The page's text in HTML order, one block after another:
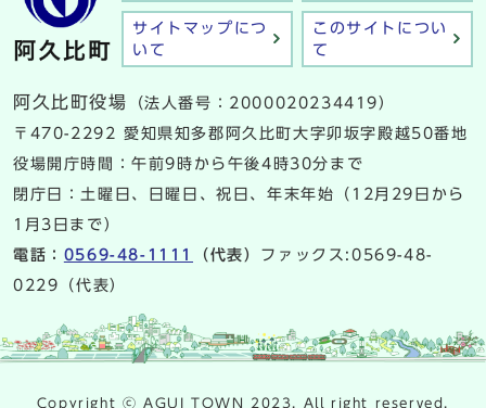
サイトマップにつ
いて
このサイトについ
て
阿久比町役場
（法人番号：2000020234419）
〒470-2292 愛知県知多郡阿久比町大字卯坂字殿越50番地
役場開庁時間：午前9時から午後4時30分まで
閉庁日：土曜日、日曜日、祝日、年末年始（12月29日から
1月3日まで）
電話： 0569-48-1111 （代表） ファックス:0569-48-
0229（代表）
Copyright ⓒ AGUI TOWN 2023. All right reserved.